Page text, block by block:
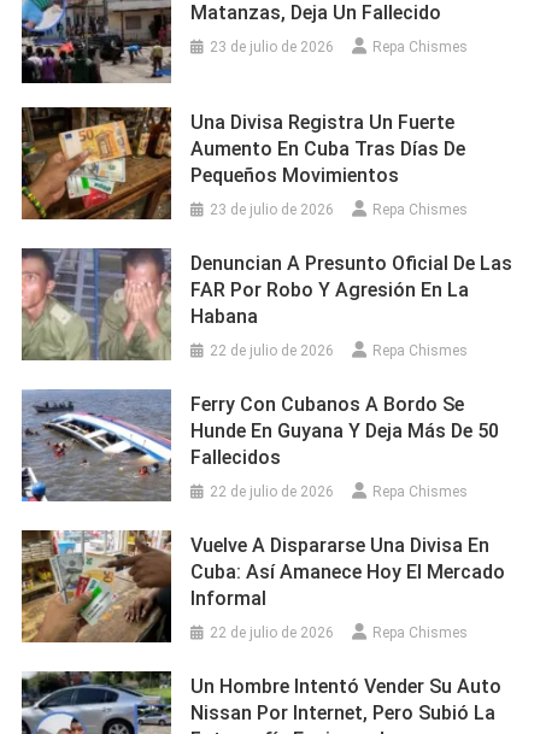
Matanzas, Deja Un Fallecido
23 de julio de 2026 Repa Chismes
Una Divisa Registra Un Fuerte
Aumento En Cuba Tras Días De
Pequeños Movimientos
23 de julio de 2026 Repa Chismes
Denuncian A Presunto Oficial De Las
FAR Por Robo Y Agresión En La
Habana
22 de julio de 2026 Repa Chismes
Ferry Con Cubanos A Bordo Se
Hunde En Guyana Y Deja Más De 50
Fallecidos
22 de julio de 2026 Repa Chismes
Vuelve A Dispararse Una Divisa En
Cuba: Así Amanece Hoy El Mercado
Informal
22 de julio de 2026 Repa Chismes
Un Hombre Intentó Vender Su Auto
Nissan Por Internet, Pero Subió La